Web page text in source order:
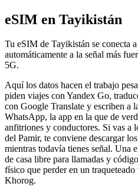
eSIM en Tayikistán
Tu eSIM de Tayikistán se conecta
automáticamente a la señal más
5G.
Aquí los datos hacen el trabajo
piden viajes con Yandex Go,
con Google Translate y escriben a
WhatsApp, la app en la que de
anfitriones y conductores. Si vas a
del Pamir, te conviene descargar
mientras todavía tienes señal. Una
de casa libre para llamadas y
físico que perder en un
Khorog.